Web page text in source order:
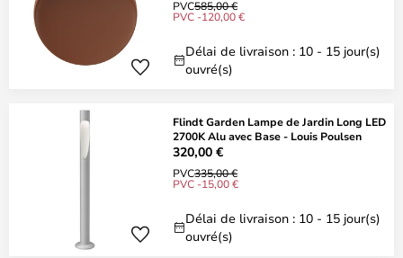
PVC585,00 €
PVC -120,00 €
Délai de livraison : 10 - 15 jour(s)
ouvré(s)
Flindt Garden Lampe de Jardin Long LED
2700K Alu avec Base - Louis Poulsen
320,00 €
PVC335,00 €
PVC -15,00 €
Délai de livraison : 10 - 15 jour(s)
ouvré(s)